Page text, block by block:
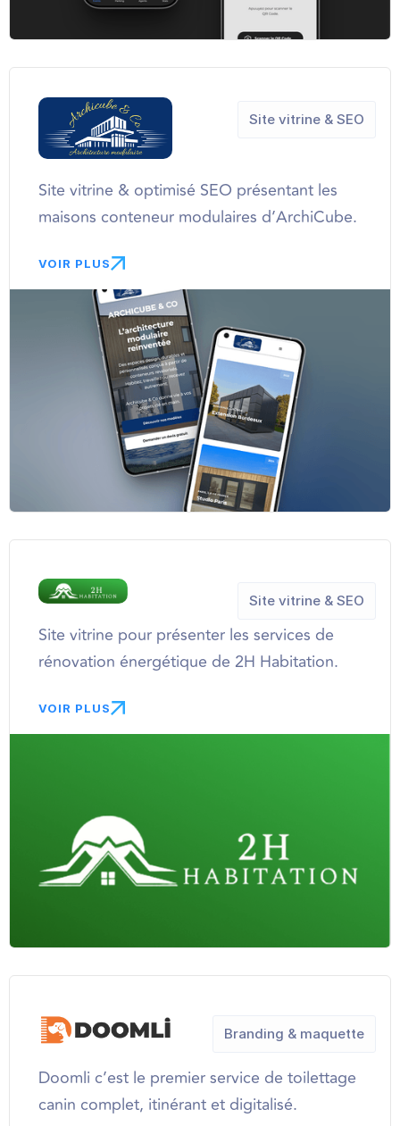
Site vitrine & optimisé SEO présentant les
maisons conteneur modulaires d’ArchiCube.
VOIR PLUS
Site vitrine & SEO
Site vitrine pour présenter les services de
rénovation énergétique de 2H Habitation.
VOIR PLUS
Site vitrine & SEO
Doomli c’est le premier service de toilettage
canin complet, itinérant et digitalisé.
Branding & maquette